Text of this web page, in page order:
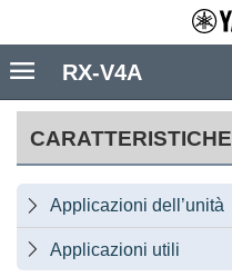
CARATTERISTICHE
 Applicazioni dell’unità
 Applicazioni utili
RX-V4A